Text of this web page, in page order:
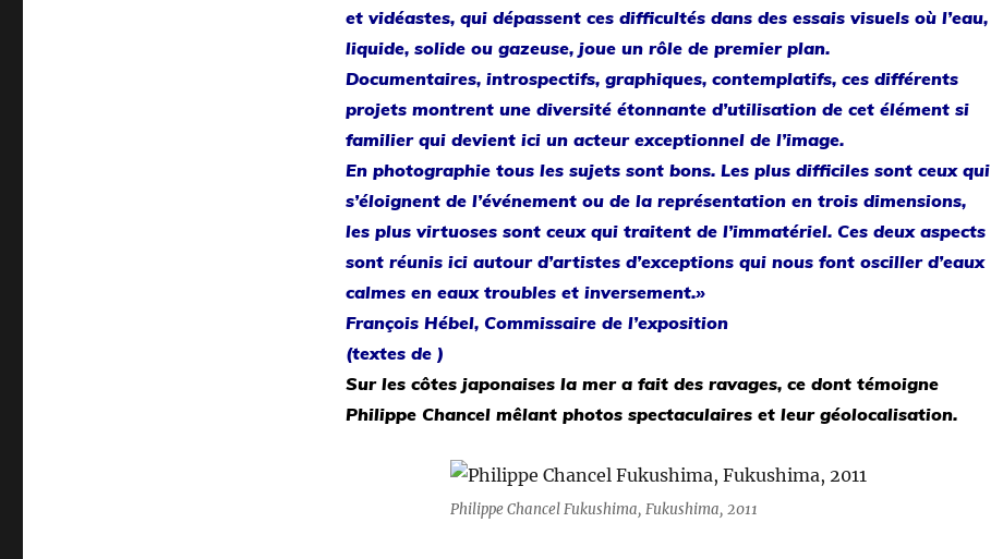
et vidéastes, qui dépassent ces difficultés dans des essais visuels où l’eau,
liquide, solide ou gazeuse, joue un rôle de premier plan.
Documentaires, introspectifs, graphiques, contemplatifs, ces différents
projets montrent une diversité étonnante d’utilisation de cet élément si
familier qui devient ici un acteur exceptionnel de l’image.
En photographie tous les sujets sont bons. Les plus difficiles sont ceux qui
s’éloignent de l’événement ou de la représentation en trois dimensions,
les plus virtuoses sont ceux qui traitent de l’immatériel. Ces deux aspects
sont réunis ici autour d’artistes d’exceptions qui nous font osciller d’eaux
calmes en eaux troubles et inversement.»
François Hébel, Commissaire de l’exposition
(textes de )
Sur les côtes japonaises la mer a fait des ravages, ce dont témoigne
Philippe Chancelmêlant photos spectaculaires et leur géolocalisation.
Philippe Chancel Fukushima, Fukushima, 2011